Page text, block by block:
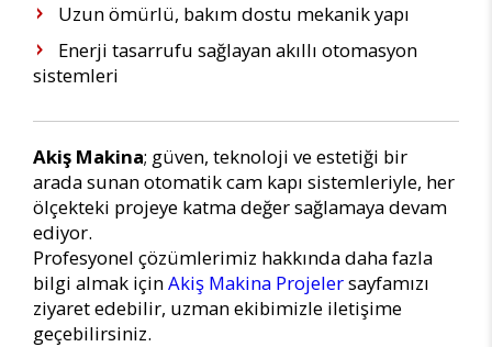
Uzun ömürlü, bakım dostu mekanik yapı
Enerji tasarrufu sağlayan akıllı otomasyon
sistemleri
Akiş Makina; güven, teknoloji ve estetiği bir
arada sunan otomatik cam kapı sistemleriyle, her
ölçekteki projeye katma değer sağlamaya devam
ediyor.
Profesyonel çözümlerimiz hakkında daha fazla
bilgi almak içinAkiş Makina Projelersayfamızı
ziyaret edebilir, uzman ekibimizle iletişime
geçebilirsiniz.